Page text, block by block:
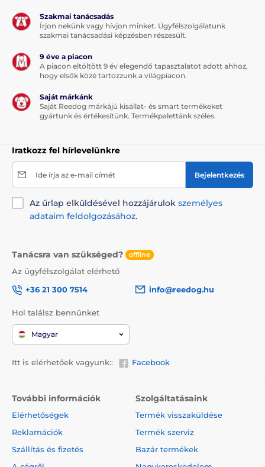
Szakmai tanácsadás
Írjon nekünk vagy hívjon minket. Ügyfélszolgálatunk
szakmai tanácsadási képzésben részesült.
9 éve a piacon
A piacon eltöltött 9 év elegendő tapasztalatot adott ahhoz,
hogy elsők közé tartozzunk a világpiacon.
Saját márkánk
Saját Reedog márkájú kisállat- és smart termékeket
gyártunk és értékesítünk. Termékpalettánk széles.
Iratkozz fel hírlevelünkre
Ide írja az e-mail címét Bejelentkezés
Az űrlap elküldésével hozzájárulok személyes
adataim feldolgozásához.
Tanácsra van szükséged? offline
Az ügyfélszolgálat elérhető
+36 21 300 7514
info@reedog.hu
Hol találsz bennünket
Magyar
Itt is elérhetőek vagyunk:: Facebook
További információk
Elérhetőségek
Reklamációk
Szállítás és fizetés
Szolgáltatásaink
Termék visszaküldése
Termék szerviz
Bazár termékek